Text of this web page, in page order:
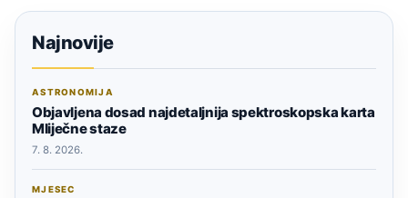
Najnovije
ASTRONOMIJA
Objavljena dosad najdetaljnija spektroskopska karta
Mliječne staze
7. 8. 2026.
MJESEC